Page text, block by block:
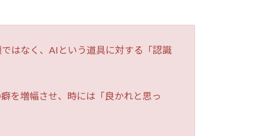
はなく、AIという道具に対する「認識
を増幅させ、時には「良かれと思っ